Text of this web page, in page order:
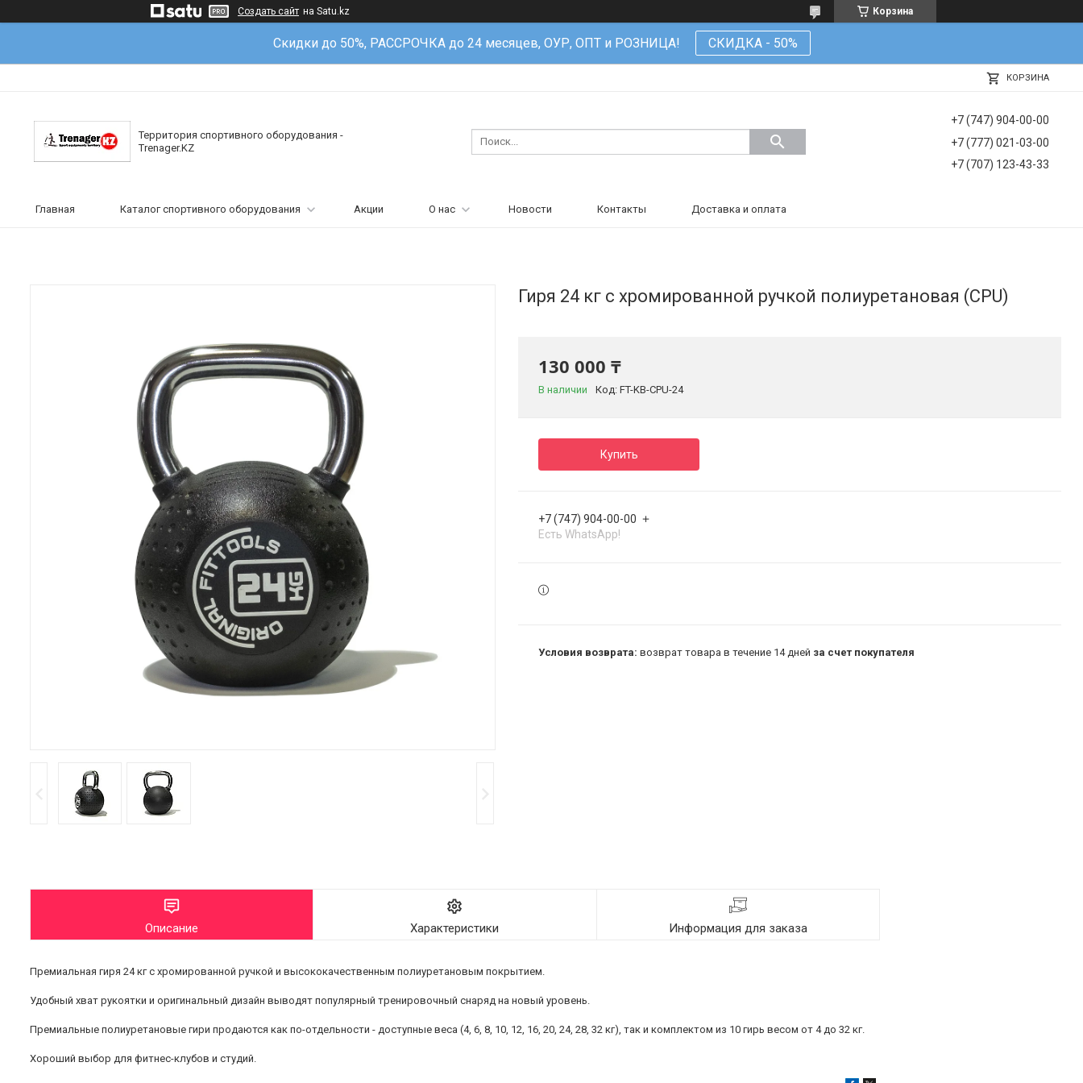
Создать сайт на Satu.kz Корзина
Скидки до 50%, РАССРОЧКА до 24 месяцев, ОУР, ОПТ и РОЗНИЦА! СКИДКА - 50%
КОРЗИНА
Территория спортивного оборудования -
Trenager.KZ
+7 (747) 904-00-00
+7 (777) 021-03-00
+7 (707) 123-43-33
Главная Каталог спортивного оборудования Акции О нас Новости Контакты Доставка и оплата
Гиря 24 кг с хромированной ручкой полиуретановая (CPU)
130 000 ₸
В наличии Код: FT-KB-CPU-24
Купить
+7 (747) 904-00-00
Есть WhatsApp!
возврат товара в течение 14 дней за счет покупателя
Описание Характеристики Информация для заказа
Премиальная гиря 24 кг с хромированной ручкой и высококачественным полиуретановым покрытием.
Удобный хват рукоятки и оригинальный дизайн выводят популярный тренировочный снаряд на новый уровень.
Премиальные полиуретановые гири продаются как по-отдельности - доступные веса (4, 6, 8, 10, 12, 16, 20, 24, 28, 32 кг), так и комплектом из 10 гирь весом от 4 до 32 кг.
Хороший выбор для фитнес-клубов и студий.